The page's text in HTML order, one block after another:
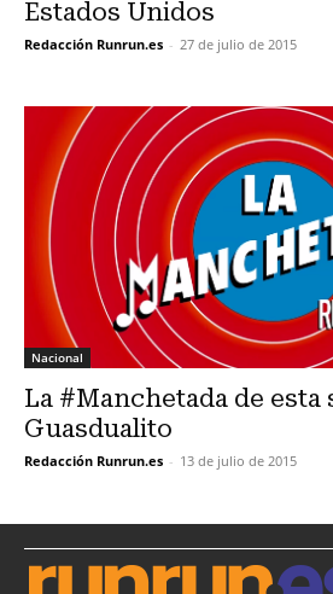
Estados Unidos
Redacción Runrun.es - 27 de julio de 2015
Nacional
La #Manchetada de esta
Guasdualito
Redacción Runrun.es - 13 de julio de 2015